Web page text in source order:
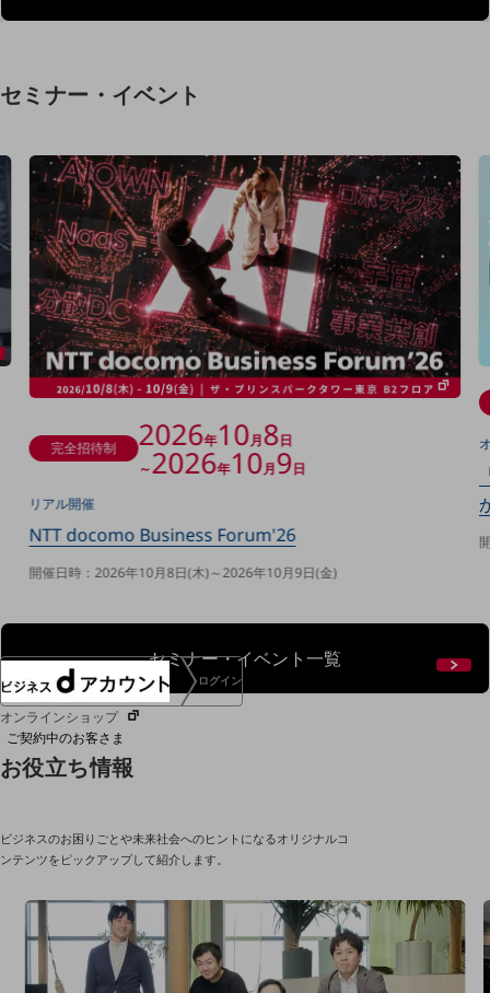
ダイバーシティ
業績
決算公告
電子公告
基礎的電気通信役務損益明細表
採用情報
採用情報TOP
新卒採用
経験者採用
障がい者採用
人材育成制度
広告・協賛
NTTドコモグループ
ログイン
オンラインショップ
ご契約中のお客さま
ご契約中サービスの一元管理
セミナー・イベント
完全招待制 2026年10月8日
～2026年10月9日
リアル開催
NTT docomo Business Forum'26
開催日時：2026年10月8日(木)～2026年10月9日(金)
セミナー・イベント一覧
お役立ち情報
ビジネスのお困りごとや未来社会へのヒントになるオリジナルコ
ンテンツをピックアップして紹介します。